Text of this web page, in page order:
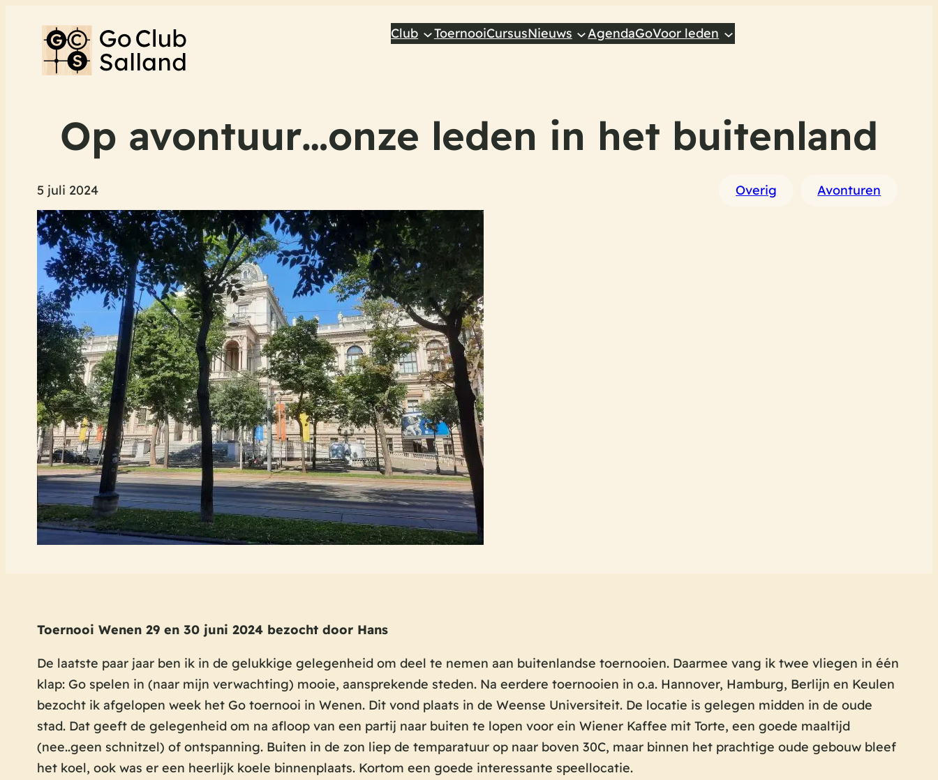
Club ToernooiCursusNieuws AgendaGoVoor leden
Op avontuur…onze leden in het buitenland
5 juli 2024 Overig Avonturen
Toernooi Wenen 29 en 30 juni 2024 bezocht door Hans
De laatste paar jaar ben ik in de gelukkige gelegenheid om deel te nemen aan buitenlandse toernooien. Daarmee vang ik twee vliegen in één
klap: Go spelen in (naar mijn verwachting) mooie, aansprekende steden. Na eerdere toernooien in o.a. Hannover, Hamburg, Berlijn en Keulen
bezocht ik afgelopen week het Go toernooi in Wenen. Dit vond plaats in de Weense Universiteit. De locatie is gelegen midden in de oude
stad. Dat geeft de gelegenheid om na afloop van een partij naar buiten te lopen voor ein Wiener Kaffee mit Torte, een goede maaltijd
(nee..geen schnitzel) of ontspanning. Buiten in de zon liep de temparatuur op naar boven 30C, maar binnen het prachtige oude gebouw bleef
het koel, ook was er een heerlijk koele binnenplaats. Kortom een goede interessante speellocatie.